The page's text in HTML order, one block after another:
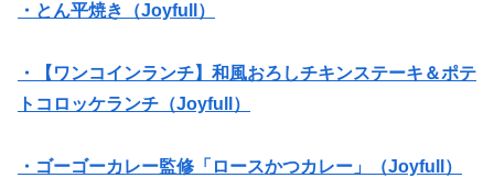
・とん平焼き（Joyfull）
・【ワンコインランチ】和風おろしチキンステーキ＆ポテ
トコロッケランチ（Joyfull）
・ゴーゴーカレー監修「ロースかつカレー」（Joyfull）